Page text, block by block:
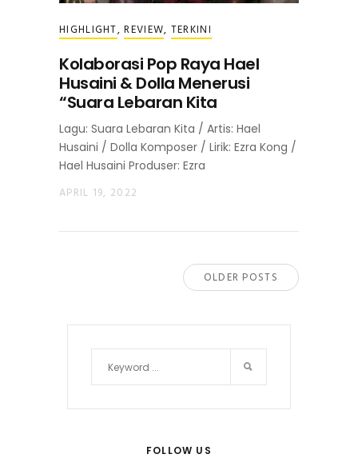
HIGHLIGHT,REVIEW, TERKINI
Kolaborasi Pop Raya Hael
Husaini & Dolla Menerusi
“Suara Lebaran Kita
Lagu: Suara Lebaran Kita / Artis: Hael
Husaini / Dolla Komposer / Lirik: Ezra Kong /
Hael Husaini Produser: Ezra
APRIL 19, 2022
OLDER POSTS
FOLLOW US